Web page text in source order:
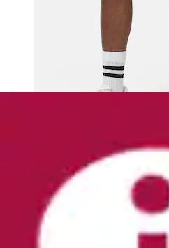
Sweatshorts »Regular Fit«
Bruno Banani
Aktueller Preis
29,99 €